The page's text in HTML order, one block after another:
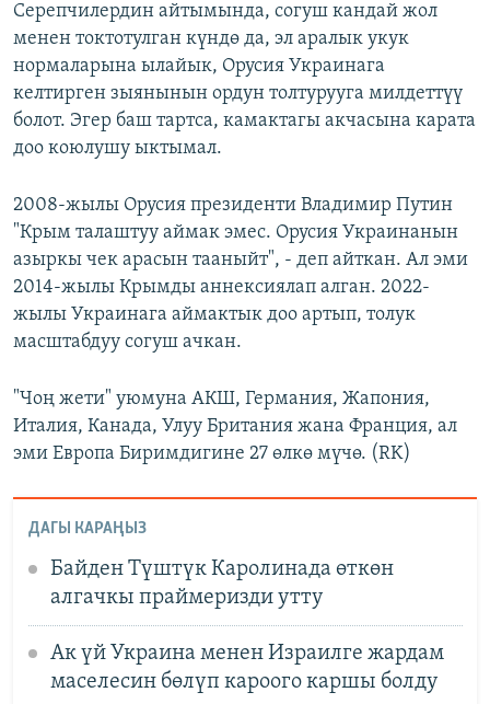
Серепчилердин айтымында, согуш кандай жол
менен токтотулган күндө да, эл аралык укук
нормаларына ылайык, Орусия Украинага
келтирген зыянынын ордун толтурууга милдеттүү
болот. Эгер баш тартса, камактагы акчасына карата
доо коюлушу ыктымал.
2008-жылы Орусия президенти Владимир Путин
"Крым талаштуу аймак эмес. Орусия Украинанын
азыркы чек арасын тааныйт", - деп айткан. Ал эми
2014-жылы Крымды аннексиялап алган. 2022-
жылы Украинага аймактык доо артып, толук
масштабдуу согуш ачкан.
"Чоң жети" уюмуна АКШ, Германия, Жапония,
Италия, Канада, Улуу Британия жана Франция, ал
эми Европа Биримдигине 27 өлкө мүчө. (RK)
ДАГЫ КАРАҢЫЗ
Байден Түштүк Каролинада өткөн
алгачкы праймеризди утту
Ак үй Украина менен Израилге жардам
маселесин бөлүп кароого каршы болду